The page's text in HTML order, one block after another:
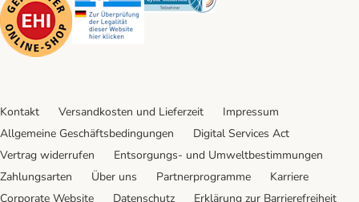
Kontakt Versandkosten und Lieferzeit
Impressum
Allgemeine Geschäftsbedingungen
Digital Services Act
Vertrag widerrufen
Entsorgungs- und Umweltbestimmungen
Zahlungsarten
Über uns Partnerprogramme
Karriere
Corporate Website
Datenschutz Erklärung zur Barrierefreiheit